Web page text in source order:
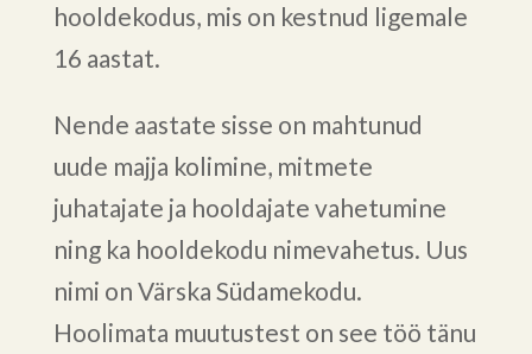
hooldekodus, mis on kestnud ligemale
16 aastat.
Nende aastate sisse on mahtunud
uude majja kolimine, mitmete
juhatajate ja hooldajate vahetumine
ning ka hooldekodu nimevahetus. Uus
nimi on Värska Südamekodu.
Hoolimata muutustest on see töö tänu